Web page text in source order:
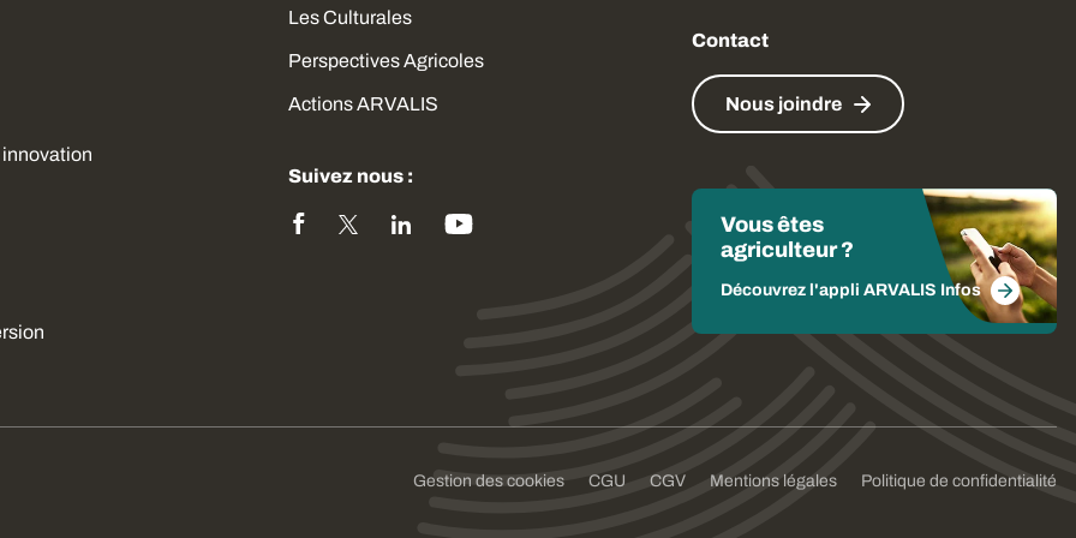
paramètres de confidentialité, en garantissant la conformité avec les réglementations. Personnalisez vos
Les Culturales
Perspectives Agricoles
Actions ARVALIS
Suivez nous :
Contact
Nous joindre
Vous êtes
agriculteur ?
Découvrez l'appli ARVALIS Infos
Gestion des cookies CGU CGV Mentions légales Politique de confidentialité